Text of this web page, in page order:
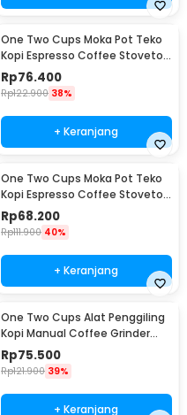
One Two Cups Moka Pot Teko
Kopi Espresso Coffee Stovetop
6 Cup 300ml - Z20
Rp76.400
Rp122.900 38%
+ Keranjang
One Two Cups Moka Pot Teko
Kopi Espresso Coffee Stovetop
4 Cup 200ml - Z20
Rp68.200
Rp111.900 40%
+ Keranjang
One Two Cups Alat Penggiling
Kopi Manual Coffee Grinder
Wood - 16290
Rp75.500
Rp121.900 39%
+ Keranjang